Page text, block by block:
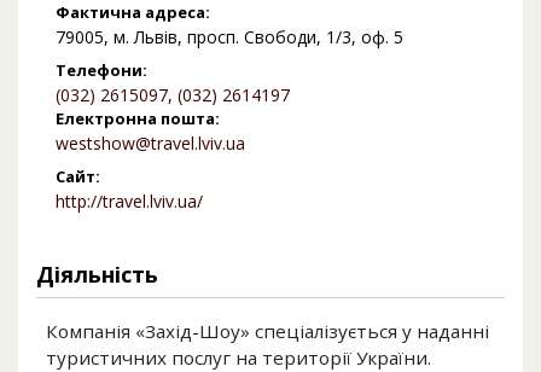
Фактична адреса:
79005, м. Львів, просп. Свободи, 1/3, оф. 5
Телефони:
(032) 2615097, (032) 2614197
Електронна пошта:
westshow@travel.lviv.ua
Сайт:
http://travel.lviv.ua/
Діяльність
Компанія «Захід-Шоу» спеціалізується у наданні
туристичних послуг на території України.